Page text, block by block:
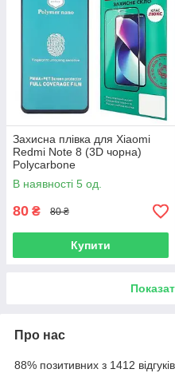
Захисна плівка для Xiaomi
Redmi Note 8 (3D чорна)
Polycarbone
В наявності 5 од.
80 ₴ 80 ₴
Купити
Про нас
88% позитивних з 1412